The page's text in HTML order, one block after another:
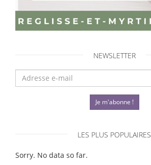
NEWSLETTER
Je m'abonne !
LES PLUS POPULAIRES
Sorry. No data so far.